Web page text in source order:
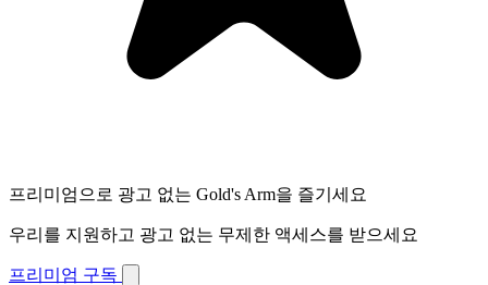
프리미엄으로 광고 없는 Gold's Arm을 즐기세요
우리를 지원하고 광고 없는 무제한 액세스를 받으세요
프리미엄 구독